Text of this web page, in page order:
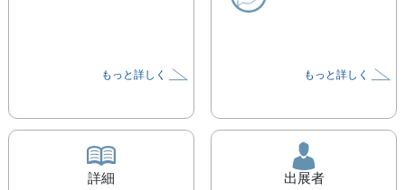
もっと詳しく もっと詳しく
詳細 出展者